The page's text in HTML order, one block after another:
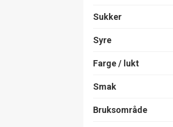
Sukker
Syre
Farge / lukt
Smak
Bruksområde